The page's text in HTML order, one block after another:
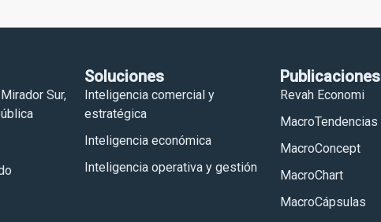
Sur,
Soluciones
Inteligencia comercial y
estratégica
Inteligencia económica
Inteligencia operativa y gestión
Publicaciones
Revah Economi
MacroTendencias
MacroConcept
MacroChart
MacroCápsulas